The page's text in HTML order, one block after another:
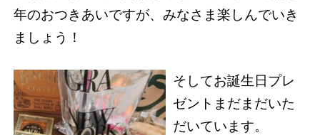
年のおつきあいですが、みなさま楽しんでいき
ましょう！
そしてお誕生日プレ
ゼントまだまだいた
だいています。